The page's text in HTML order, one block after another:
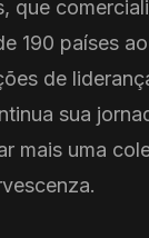
que
190 países
de
sua
mais uma